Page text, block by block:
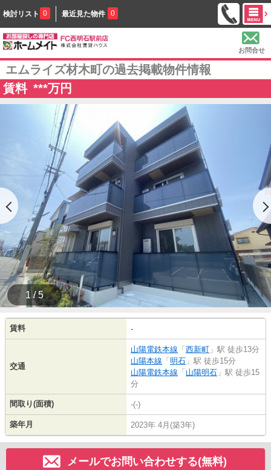
検討リスト 0 最近見た物件 0
お問合せ
エムライズ材木町の過去掲載物件情報
賃料 ***万円
1 / 5
賃料 -
交通
山陽電鉄本線 「 西新町 」駅 徒歩13分
山陽本線 「 明石 」駅 徒歩15分
山陽電鉄本線 「 山陽明石 」駅 徒歩15
分
間取り(面積) -(-)
築年月 2023年 4月(築3年)
メールでお問い合わせする(無料)